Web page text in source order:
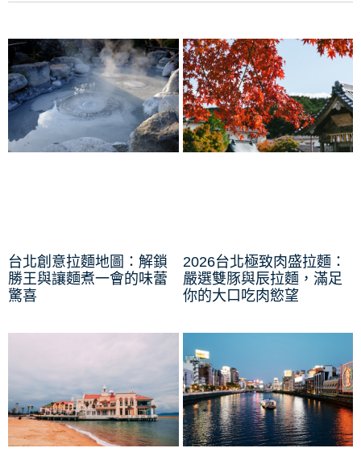
台北創意拉麵地圖：解鎖
勝王與讓麵煮一會的味蕾
驚喜
2026台北極致肉盛拉麵：
嚴選雙豚與辰拉麵，滿足
你的大口吃肉慾望